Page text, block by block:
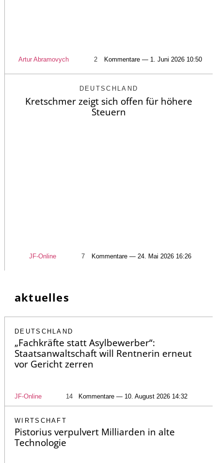
Artur Abramovych 2 Kommentare — 1. Juni 2026 10:50
DEUTSCHLAND
Kretschmer zeigt sich offen für höhere
Steuern
JF-Online 7 Kommentare — 24. Mai 2026 16:26
aktuelles
DEUTSCHLAND
„Fachkräfte statt Asylbewerber“:
Staatsanwaltschaft will Rentnerin erneut
vor Gericht zerren
JF-Online 14 Kommentare — 10. August 2026 14:32
WIRTSCHAFT
Pistorius verpulvert Milliarden in alte
Technologie